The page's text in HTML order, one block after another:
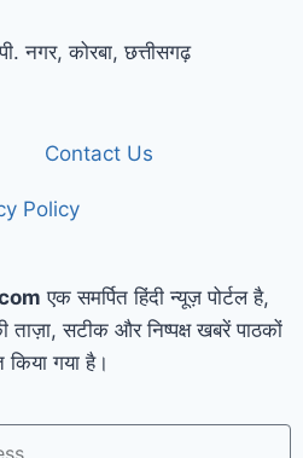
नगर, कोरबा, छत्तीसगढ़
Contact Us
Policy
एक समर्पित हिंदी न्यूज़ पोर्टल है,
सटीक और निष्पक्ष खबरें पाठकों
गया है।